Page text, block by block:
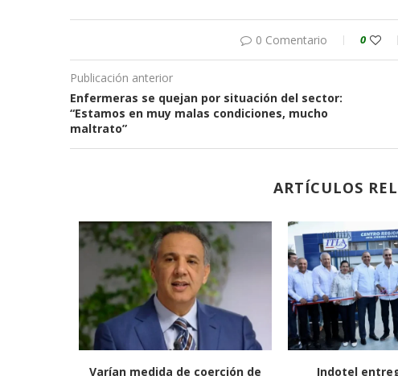
0 Comentario 0
Publicación anterior
Enfermeras se quejan por situación del sector:
“Estamos en muy malas condiciones, mucho
maltrato”
ARTÍCULOS
Cabildos son corresponsables
Presos en